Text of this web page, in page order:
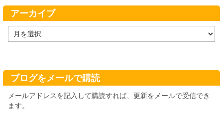
ー
アーカイブ
ー
ブ
ブログをメールで購読
メールアドレスを記入して購読すれば、更新をメールで受信でき
ます。